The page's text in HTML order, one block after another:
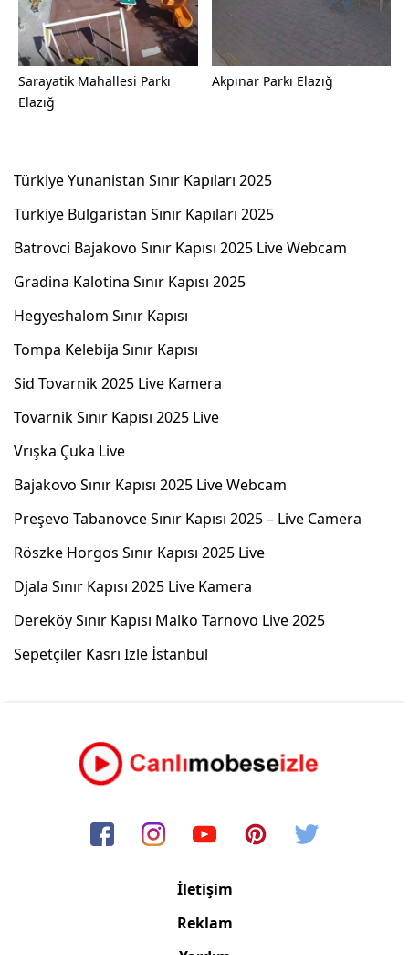
Sarayatik Mahallesi Parkı
Elazığ
Akpınar Parkı Elazığ
Türkiye Yunanistan Sınır Kapıları 2025
Türkiye Bulgaristan Sınır Kapıları 2025
Batrovci Bajakovo Sınır Kapısı 2025 Live Webcam
Gradina Kalotina Sınır Kapısı 2025
Hegyeshalom Sınır Kapısı
Tompa Kelebija Sınır Kapısı
Sid Tovarnik 2025 Live Kamera
Tovarnik Sınır Kapısı 2025 Live
Vrışka Çuka Live
Bajakovo Sınır Kapısı 2025 Live Webcam
Preşevo Tabanovce Sınır Kapısı 2025 – Live Camera
Röszke Horgos Sınır Kapısı 2025 Live
Djala Sınır Kapısı 2025 Live Kamera
Dereköy Sınır Kapısı Malko Tarnovo Live 2025
Sepetçiler Kasrı Izle İstanbul
İletişim
Reklam